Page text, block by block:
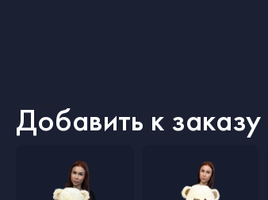
Добавить к заказу